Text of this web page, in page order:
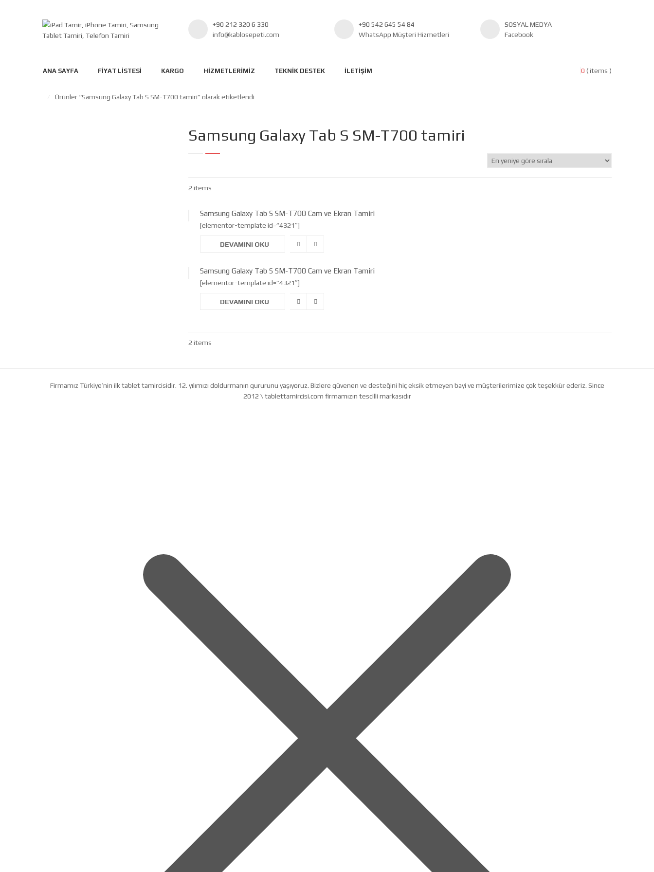
+90 212 320 6 330
info@kablosepeti.com
+90 542 645 54 84
WhatsApp Müşteri Hizmetleri
SOSYAL MEDYA
Facebook
ANA SAYFA FIYAT LISTESI KARGO HIZMETLERIMIZ TEKNIK DESTEK İLETIŞIM 0 ( items )
Ürünler “Samsung Galaxy Tab S SM-T700 tamiri” olarak etiketlendi
Samsung Galaxy Tab S SM-T700 tamiri
2 items
Samsung Galaxy Tab S SM-T700 Cam ve Ekran Tamiri
[elementor-template id=”4321″]
DEVAMINI OKU
Samsung Galaxy Tab S SM-T700 Cam ve Ekran Tamiri
[elementor-template id=”4321″]
DEVAMINI OKU
2 items
Firmamız Türkiye’nin ilk tablet tamircisidir. 12. yılımızı doldurmanın gururunu yaşıyoruz. Bizlere güvenen ve desteğini hiç eksik etmeyen bayi ve müşterilerimize çok teşekkür ederiz. Since
2012 \ tablettamircisi.com firmamızın tescilli markasıdır